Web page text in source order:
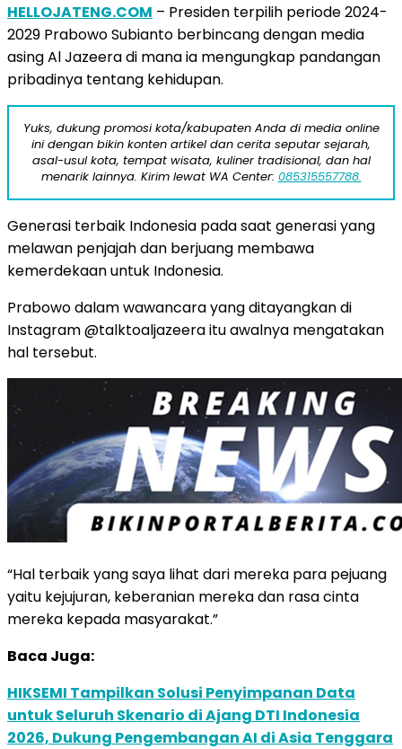
HELLOJATENG.COM – Presiden terpilih periode 2024-
2029 Prabowo Subianto berbincang dengan media
asing Al Jazeera di mana ia mengungkap pandangan
pribadinya tentang kehidupan.
Yuks, dukung promosi kota/kabupaten Anda di media online
ini dengan bikin konten artikel dan cerita seputar sejarah,
asal-usul kota, tempat wisata, kuliner tradisional, dan hal
menarik lainnya. Kirim lewat WA Center: 085315557788.
Generasi terbaik Indonesia pada saat generasi yang
melawan penjajah dan berjuang membawa
kemerdekaan untuk Indonesia.
Prabowo dalam wawancara yang ditayangkan di
Instagram @talktoaljazeera itu awalnya mengatakan
hal tersebut.
“Hal terbaik yang saya lihat dari mereka para pejuang
yaitu kejujuran, keberanian mereka dan rasa cinta
mereka kepada masyarakat.”
Baca Juga:
HIKSEMI Tampilkan Solusi Penyimpanan Data
untuk Seluruh Skenario di Ajang DTI Indonesia
2026, Dukung Pengembangan AI di Asia Tenggara